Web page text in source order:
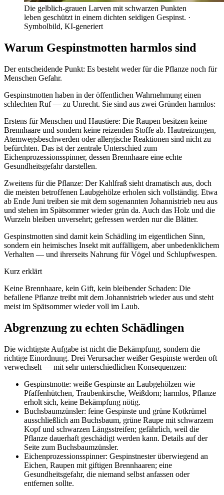
Die gelblich-grauen Larven mit schwarzen Punkten
leben geschützt in einem dichten seidigen Gespinst. ·
Symbolbild, KI-generiert
Warum Gespinstmotten harmlos sind
Der entscheidende Punkt: Es besteht weder für die Pflanze noch für
Menschen Gefahr.
Gespinstmotten haben in der öffentlichen Wahrnehmung einen
schlechten Ruf — zu Unrecht. Sie sind aus zwei Gründen harmlos:
Erstens für Menschen und Haustiere: Die Raupen besitzen keine
Brennhaare und sondern keine reizenden Stoffe ab. Hautreizungen,
Atemwegsbeschwerden oder allergische Reaktionen sind nicht zu
befürchten. Das ist der zentrale Unterschied zum
Eichenprozessionsspinner, dessen Brennhaare eine echte
Gesundheitsgefahr darstellen.
Zweitens für die Pflanze: Der Kahlfraß sieht dramatisch aus, doch
die meisten betroffenen Laubgehölze erholen sich vollständig. Etwa
ab Ende Juni treiben sie mit dem sogenannten Johannistrieb neu aus
und stehen im Spätsommer wieder grün da. Auch das Holz und die
Wurzeln bleiben unversehrt; gefressen werden nur die Blätter.
Gespinstmotten sind damit kein Schädling im eigentlichen Sinn,
sondern ein heimisches Insekt mit auffälligem, aber unbedenklichem
Verhalten — und ihrerseits Nahrung für Vögel und Schlupfwespen.
Kurz erklärt
Keine Brennhaare, kein Gift, kein bleibender Schaden: Die
befallene Pflanze treibt mit dem Johannistrieb wieder aus und steht
meist im Spätsommer wieder voll im Laub.
Abgrenzung zu echten Schädlingen
Die wichtigste Aufgabe ist nicht die Bekämpfung, sondern die
richtige Einordnung. Drei Verursacher weißer Gespinste werden oft
verwechselt — mit sehr unterschiedlichen Konsequenzen:
Gespinstmotte: weiße Gespinste an Laubgehölzen wie
Pfaffenhütchen, Traubenkirsche, Weißdorn; harmlos, Pflanze
erholt sich, keine Bekämpfung nötig.
Buchsbaumzünsler: feine Gespinste und grüne Kotkrümel
ausschließlich am Buchsbaum, grüne Raupe mit schwarzem
Kopf und schwarzen Längsstreifen; gefährlich, weil die
Pflanze dauerhaft geschädigt werden kann. Details auf der
Seite zum Buchsbaumzünsler.
Eichenprozessionsspinner: Gespinstnester überwiegend an
Eichen, Raupen mit giftigen Brennhaaren; eine
Gesundheitsgefahr, die niemand selbst anfassen oder
entfernen sollte.